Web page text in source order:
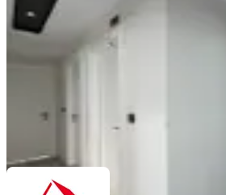
2+1
21.000 ₺
Çatı Kule Emlak ayşe bal